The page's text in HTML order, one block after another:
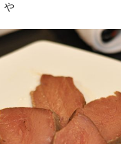
や